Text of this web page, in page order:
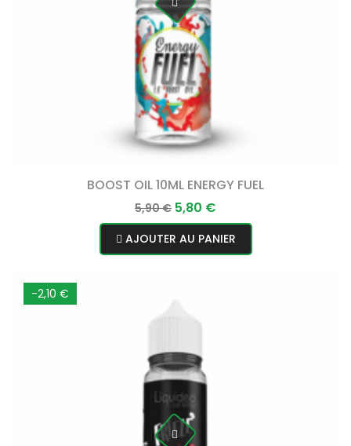
BOOST OIL 10ML ENERGY FUEL
Prix
normal
5,90 € Prix
5,80 €
AJOUTER AU PANIER
-2,10 €